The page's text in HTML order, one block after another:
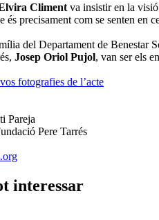
Climent va insistir en la
és precisament com se senten en
del Departament de Benestar
Josep Oriol Pujol, van ser els
fotografies de l’acte
Pareja
Pere Tarrés
interessar